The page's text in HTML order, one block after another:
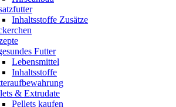
Inhaltsstoffe Zusätze
Futter
Lebensmittel
Inhaltsstoffe
& Extrudate
Pellets kaufen